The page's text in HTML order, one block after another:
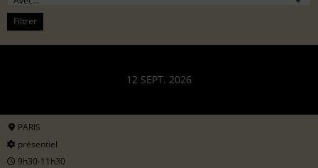
Filtrer
12 SEPT. 2026
PARIS
présentiel
9h30-11h30